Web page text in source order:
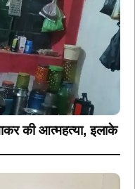
की आत्महत्या, इलाके